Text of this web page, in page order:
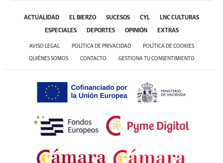
ACTUALIDAD EL BIERZO SUCESOS CYL LNC CULTURAS
ESPECIALES DEPORTES OPINIÓN EXTRAS
AVISO LEGAL POLÍTICA DE PRIVACIDAD POLÍTICA DE COOKIES
QUIÉNES SOMOS CONTACTO GESTIONA TU CONSENTIMIENTO